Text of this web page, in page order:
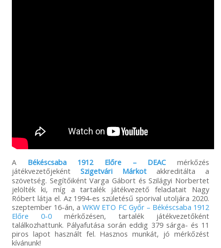
A Békéscsaba 1912 Előre – DEAC
mérkőzés
játékvezetőjeként Szigetvári Márkot
akkreditálta a
szövetség. Segítőiként Varga Gábort és Szilágyi Norbertet
jelölték ki, míg a tartalék játékvezető feladatait Nagy
Róbert látja el. Az 1994-es születésű sporival utoljára 2020.
szeptember 16-án, aWKW ETO FC Győr – Békéscsaba 1912
Előre 0-0mérkőzésen, tartalék játékvezetőként
találkozhattunk. Pályafutása során eddig 379 sárga- és 11
piros lapot használt fel. Hasznos munkát, jó mérkőzést
kívánunk!